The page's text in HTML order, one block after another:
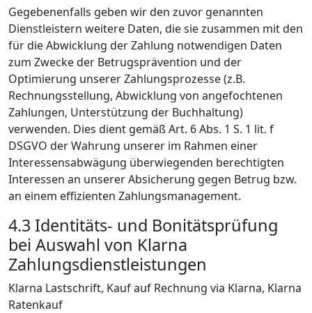
Gegebenenfalls geben wir den zuvor genannten
Dienstleistern weitere Daten, die sie zusammen mit den
für die Abwicklung der Zahlung notwendigen Daten
zum Zwecke der Betrugsprävention und der
Optimierung unserer Zahlungsprozesse (z.B.
Rechnungsstellung, Abwicklung von angefochtenen
Zahlungen, Unterstützung der Buchhaltung)
verwenden. Dies dient gemäß Art. 6 Abs. 1 S. 1 lit. f
DSGVO der Wahrung unserer im Rahmen einer
Interessensabwägung überwiegenden berechtigten
Interessen an unserer Absicherung gegen Betrug bzw.
an einem effizienten Zahlungsmanagement.
4.3 Identitäts- und Bonitätsprüfung
bei Auswahl von Klarna
Zahlungsdienstleistungen
Klarna Lastschrift, Kauf auf Rechnung via Klarna, Klarna
Ratenkauf